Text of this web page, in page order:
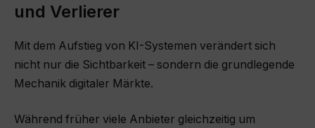
und Verlierer
Mit dem Aufstieg von KI-Systemen verändert sich
nicht nur die Sichtbarkeit – sondern die grundlegende
Mechanik digitaler Märkte.
Während früher viele Anbieter gleichzeitig um